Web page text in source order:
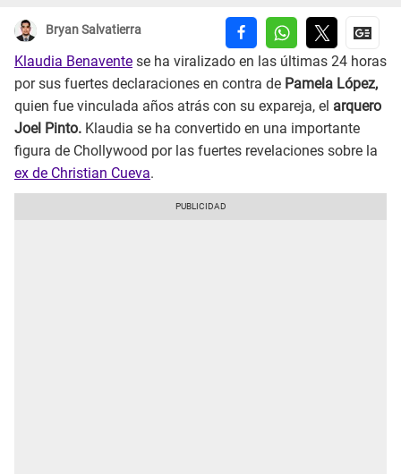
Bryan Salvatierra
Klaudia Benavente se ha viralizado en las últimas 24 horas
por sus fuertes declaraciones en contra de Pamela López,
quien fue vinculada años atrás con su expareja, el arquero
Joel Pinto. Klaudia se ha convertido en una importante
figura de Chollywood por las fuertes revelaciones sobre la
ex de Christian Cueva.